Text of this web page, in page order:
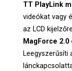
TT PlayLink
videókat vagy
az LCD
MagForce
Leegyszerűsíti